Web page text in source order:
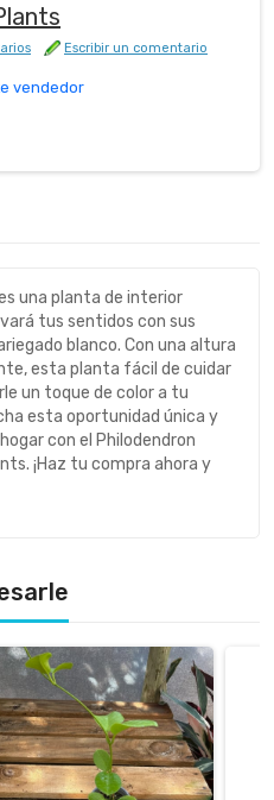
Escribir un comentario
vendedor
una planta de interior
tus sentidos con sus
blanco. Con una altura
esta planta fácil de cuidar
un toque de color a tu
esta oportunidad única y
con el Philodendron
¡Haz tu compra ahora y